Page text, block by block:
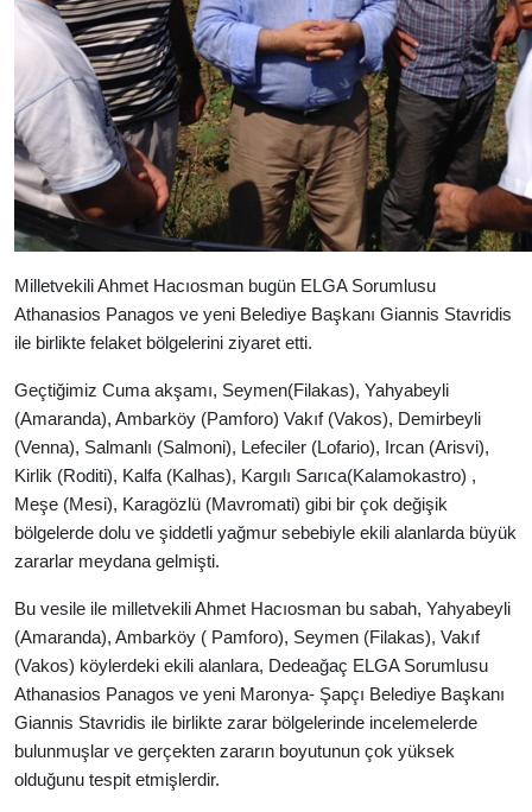
Milletvekili Ahmet Hacıosman bugün ELGA Sorumlusu
Athanasios Panagos ve yeni Belediye Başkanı Giannis Stavridis
ile birlikte felaket bölgelerini ziyaret etti.
Geçtiğimiz Cuma akşamı, Seymen(Filakas), Yahyabeyli
(Amaranda), Ambarköy (Pamforo) Vakıf (Vakos), Demirbeyli
(Venna), Salmanlı (Salmoni), Lefeciler (Lofario), Ircan (Arisvi),
Kirlik (Roditi), Kalfa (Kalhas), Kargılı Sarıca(Kalamokastro) ,
Meşe (Mesi), Karagözlü (Mavromati) gibi bir çok değişik
bölgelerde dolu ve şiddetli yağmur sebebiyle ekili alanlarda büyük
zararlar meydana gelmişti.
Bu vesile ile milletvekili Ahmet Hacıosman bu sabah, Yahyabeyli
(Amaranda), Ambarköy ( Pamforo), Seymen (Filakas), Vakıf
(Vakos) köylerdeki ekili alanlara, Dedeağaç ELGA Sorumlusu
Athanasios Panagos ve yeni Maronya- Şapçı Belediye Başkanı
Giannis Stavridis ile birlikte zarar bölgelerinde incelemelerde
bulunmuşlar ve gerçekten zararın boyutunun çok yüksek
olduğunu tespit etmişlerdir.